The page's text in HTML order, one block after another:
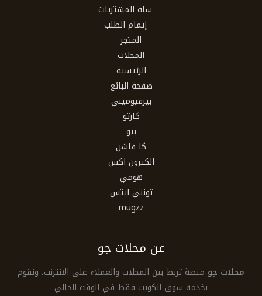
سلة المشتريات
إتمام الطلب
المتجر
المحلات
الرئيسية
صفحة البائع
بيرفيوميني
كارتو
بيو
كا فاشن
الكترون اكس
هومي
تونتي ايتس
mugzz
عن محلات جو
محلات جو منصة تربط بين المحلات والعملاء على الانترنت، ونقوم
بخدمة سوق الكويت فقط في الوقت الحالي